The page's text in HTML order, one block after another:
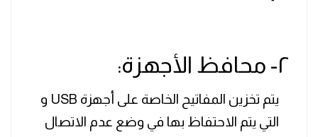
٢- محافظ الأجهزة:
يتم تخزين المفاتيح الخاصة على أجهزة USB و
التي يتم الاحتفاظ بها في وضع عدم الاتصال